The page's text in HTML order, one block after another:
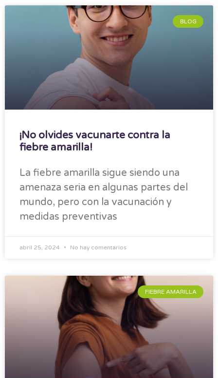
BLOG
¡No olvides vacunarte contra la
fiebre amarilla!
La fiebre amarilla sigue siendo una
amenaza seria en algunas partes del
mundo, pero con la vacunación y
medidas preventivas
abril 25, 2024 No hay comentarios
FIEBRE AMARILLA